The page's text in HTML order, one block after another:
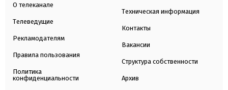
О телеканале
Телеведущие
Рекламодателям
Правила пользования
Политика
конфиденциальности
Техническая информация
Контакты
Вакансии
Структура собственности
Архив